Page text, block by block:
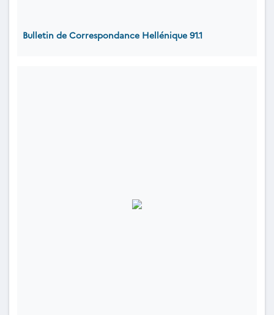
Bulletin de Correspondance Hellénique 91.1